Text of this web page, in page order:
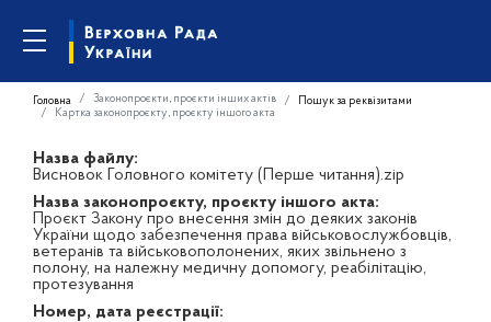
Головна Законопроєкти, проєкти інших актів
Пошук за реквізитами
Картка законопроєкту, проєкту іншого акта
Назва файлу:
Висновок Головного комітету (Перше читання).zip
Назва законопроєкту, проєкту іншого акта:
Проєкт Закону про внесення змін до деяких законів
України щодо забезпечення права військовослужбовців,
ветеранів та військовополонених, яких звільнено з
полону, на належну медичну допомогу, реабілітацію,
протезування
Номер, дата реєстрації: